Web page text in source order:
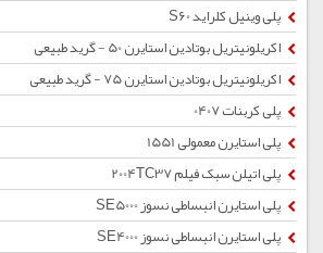
پلی وینیل کلراید S60
اکریلونیتریل بوتادین استایرن 50 - گرید طبیعی
اکریلونیتریل بوتادین استایرن 75 - گرید طبیعی
پلی کربنات 0407
پلی استایرن معمولی 1551
پلی اتیلن سبک فیلم 2004TC37
پلی استایرن انبساطی نسوز SE5000
پلی استایرن انبساطی نسوز SE4000